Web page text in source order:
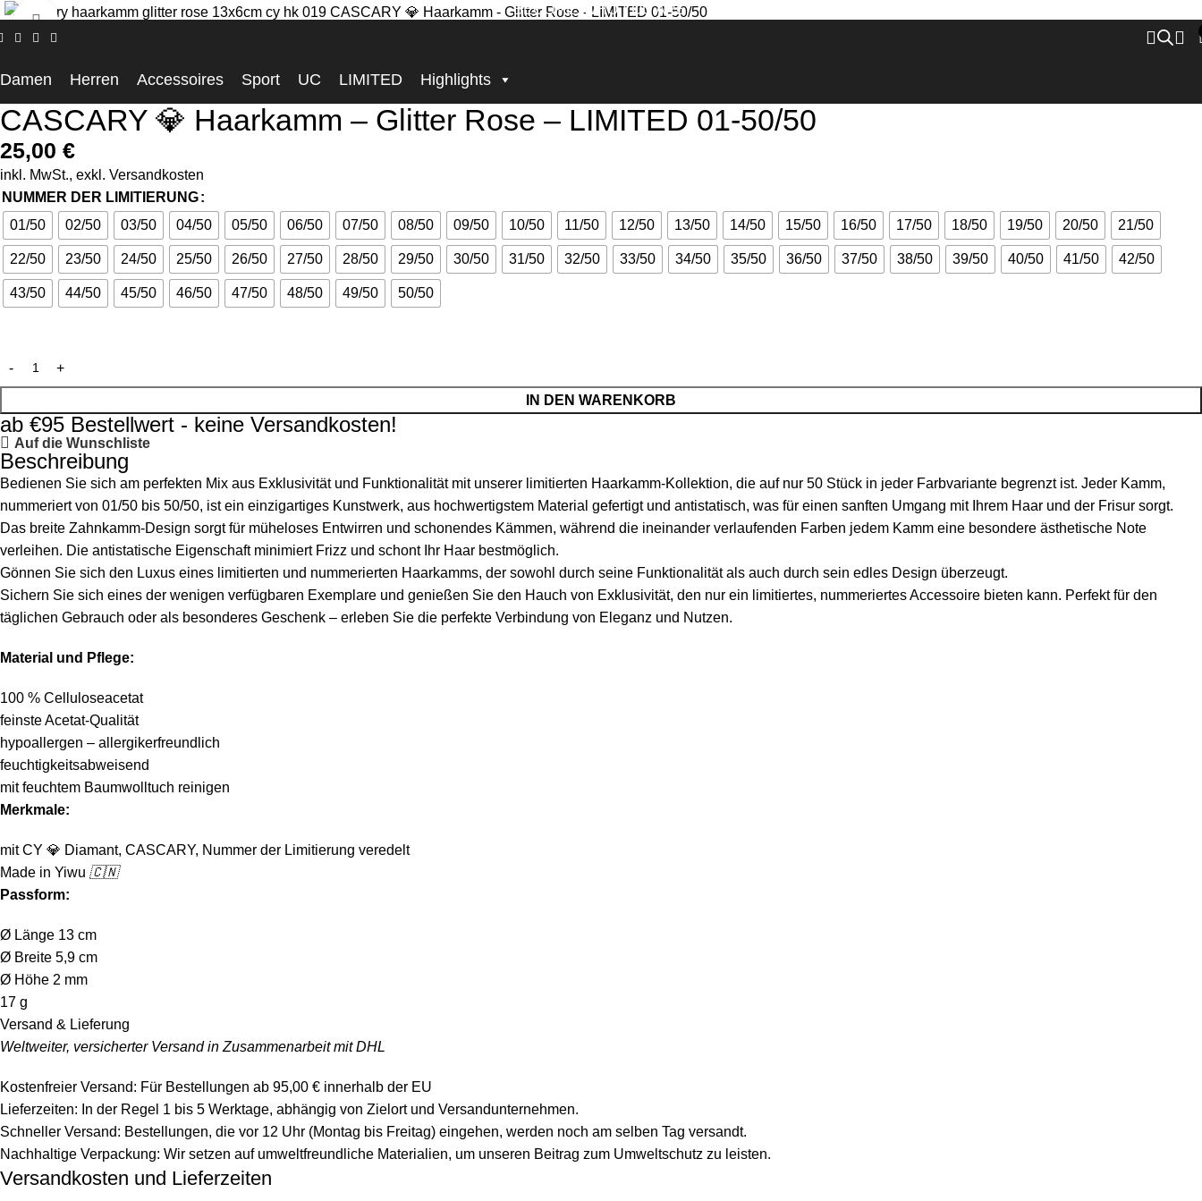
BECOME, WHO YOU ARE!
Damen Herren Accessoires Sport UC LIMITED Highlights
Click to enlarge
CASCARY 💎 Haarkamm – Glitter Rose – LIMITED 01-50/50
25,00 €
inkl. MwSt., exkl. Versandkosten
NUMMER DER LIMITIERUNG
01/50
02/50 03/50 04/50 05/50 06/50 07/50 08/50 09/50 10/50 11/50 12/50 13/50 14/50 15/50 16/50 17/50 18/50 19/50 20/50 21/50
22/50 23/50 24/50 25/50 26/50 27/50 28/50 29/50 30/50 31/50 32/50 33/50 34/50 35/50 36/50 37/50 38/50 39/50 40/50 41/50 42/50
43/50 44/50 45/50 46/50 47/50 48/50 49/50 50/50
IN DEN WARENKORB
ab €95 Bestellwert - keine Versandkosten!
Auf die Wunschliste
Beschreibung
Bedienen Sie sich am perfekten Mix aus Exklusivität und Funktionalität mit unserer limitierten Haarkamm-Kollektion, die auf nur 50 Stück in jeder Farbvariante begrenzt ist. Jeder Kamm,
nummeriert von 01/50 bis 50/50, ist ein einzigartiges Kunstwerk, aus hochwertigstem Material gefertigt und antistatisch, was für einen sanften Umgang mit Ihrem Haar und der Frisur sorgt.
Das breite Zahnkamm-Design sorgt für müheloses Entwirren und schonendes Kämmen, während die ineinander verlaufenden Farben jedem Kamm eine besondere ästhetische Note
verleihen. Die antistatische Eigenschaft minimiert Frizz und schont Ihr Haar bestmöglich.
Gönnen Sie sich den Luxus eines limitierten und nummerierten Haarkamms, der sowohl durch seine Funktionalität als auch durch sein edles Design überzeugt.
Sichern Sie sich eines der wenigen verfügbaren Exemplare und genießen Sie den Hauch von Exklusivität, den nur ein limitiertes, nummeriertes Accessoire bieten kann. Perfekt für den
täglichen Gebrauch oder als besonderes Geschenk – erleben Sie die perfekte Verbindung von Eleganz und Nutzen.
Material und Pflege:
100 % Celluloseacetat
feinste Acetat-Qualität
hypoallergen – allergikerfreundlich
feuchtigkeitsabweisend
mit feuchtem Baumwolltuch reinigen
Merkmale:
mit CY 💎 Diamant, CASCARY, Nummer der Limitierung veredelt
Made in Yiwu 🇨🇳
Passform:
Ø Länge 13 cm
Ø Breite 5,9 cm
Ø Höhe 2 mm
17 g
Versand & Lieferung
Weltweiter, versicherter Versand in Zusammenarbeit mit DHL
Kostenfreier Versand: Für Bestellungen ab 95,00 € innerhalb der EU
Lieferzeiten: In der Regel 1 bis 5 Werktage, abhängig von Zielort und Versandunternehmen.
Schneller Versand: Bestellungen, die vor 12 Uhr (Montag bis Freitag) eingehen, werden noch am selben Tag versandt.
Nachhaltige Verpackung: Wir setzen auf umweltfreundliche Materialien, um unseren Beitrag zum Umweltschutz zu leisten.
Versandkosten und Lieferzeiten